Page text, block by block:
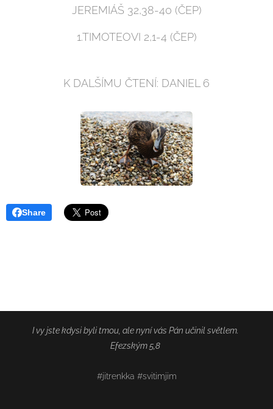
JEREMIÁŠ 32,38-40 (ČEP)
1.TIMOTEOVI 2,1-4 (ČEP)
K DALŠÍMU ČTENÍ: DANIEL 6
Share
I vy jste kdysi byli tmou, ale nyní vás Pán učinil světlem.
Efezským 5,8
#jitrenkka #svitimjim